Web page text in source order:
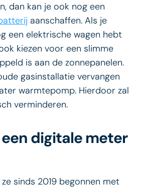
dan kan je ook nog een
aanschaffen. Als je
een elektrische wagen hebt
kiezen voor een slimme
is aan de zonnepanelen.
gasinstallatie vervangen
warmtepomp. Hierdoor zal
verminderen.
digitale meter
sinds 2019 begonnen met